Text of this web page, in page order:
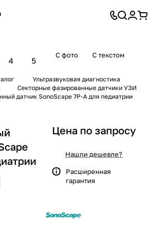
4 5
С фото С текстом
Ультразвуковая диагностика
Секторные фазированные датчики УЗИ
датчик SonoScape 7P-A для педиатрии
Цена по запросу
Нашли дешевле?
Расширенная
гарантия